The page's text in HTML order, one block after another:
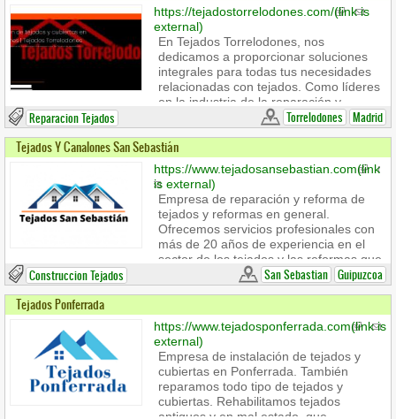
https://tejadostorrelodones.com/(link is
external)
En Tejados Torrelodones, nos
dedicamos a proporcionar soluciones
integrales para todas tus necesidades
relacionadas con tejados. Como líderes
en la industria de la reparación y
construcción de techos, nos
enorgullecemos de ofrecer servicios
excepcionales y de alta calidad que
garantizan la seguridad y la protección
de tu hogar.
Además, contamos con un servicio de
urgencia 24H para cualquier necesidad
que pueda surgir.
Torrelodones Madrid
Reparacion Tejados
Tejados Y Canalones San Sebastián
https://www.tejadosansebastian.com(link
is external)
Empresa de reparación y reforma de
tejados y reformas en general.
Ofrecemos servicios profesionales con
más de 20 años de experiencia en el
sector de los tejados y las reformas que
nos permiten reparar de forma rápida y
eficiente cualquier desperfecto que se
humedades, filtraciones de agua, tejas
rotas, tejas movidas, grietas...
Hacemos impermeabilizaciones y
aislamientos y si lo desea también
podemos llevar a cabo las reformas de
su hogar o servicios de albañilería en
general.
San Sebastian Guipuzcoa
Construccion Tejados
Tejados Ponferrada
https://www.tejadosponferrada.com(link is
external)
Empresa de instalación de tejados y
cubiertas en Ponferrada. También
reparamos todo tipo de tejados y
cubiertas. Rehabilitamos tejados